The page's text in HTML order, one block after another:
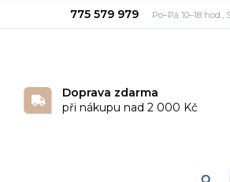
775 579 979
Doprava zdarma
při nákupu nad 2 000 Kč